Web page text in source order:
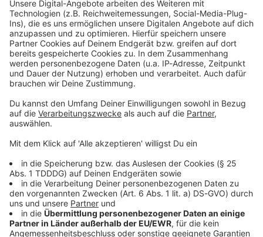
Bayerns bester Musik!
Bayerns beste Musik
Gerade läuft:Opalite -
Taylor Swift
DAS KÖNNTE DICH AUCH INTERESSIEREN